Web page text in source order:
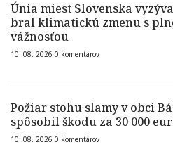
Únia miest Slovenska
bral klimatickú zmenu s
vážnosťou
10. 08. 2026 0 komentárov
Požiar stohu slamy v obci
spôsobil škodu za 30 000 eur
10. 08. 2026 0 komentárov